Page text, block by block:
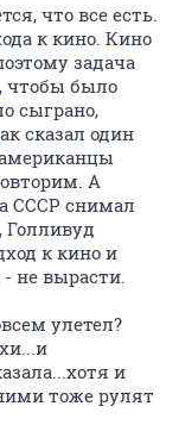
что все есть.
к кино. Кино
задача
чтобы было
сыграно,
сказал один
А
СССР снимал
Голливуд
к кино и
не вырасти.
улетел?
и
тоже рулят